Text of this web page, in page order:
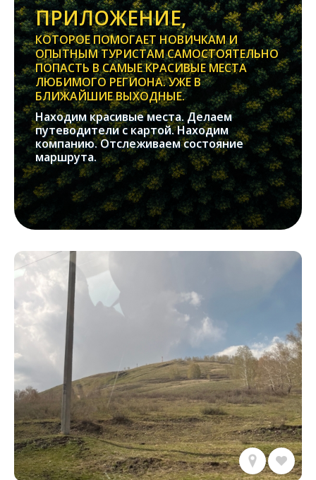
ПРИЛОЖЕНИЕ,
КОТОРОЕ ПОМОГАЕТ НОВИЧКАМ И
ОПЫТНЫМ ТУРИСТАМ САМОСТОЯТЕЛЬНО
ПОПАСТЬ В САМЫЕ КРАСИВЫЕ МЕСТА
ЛЮБИМОГО РЕГИОНА. УЖЕ В
БЛИЖАЙШИЕ ВЫХОДНЫЕ.
Находим красивые места. Делаем
путеводители с картой. Находим
компанию. Отслеживаем состояние
маршрута.